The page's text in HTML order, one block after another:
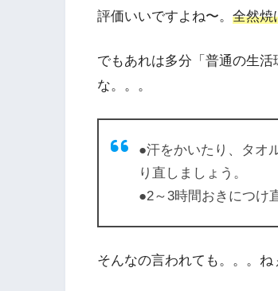
評価いいですよね〜。 全然焼
でもあれは多分「普通の生
な。。。
●汗をかいたり、タオ
り直しましょう。
●2～3時間おきにつけ
そんなの言われても。。。ね